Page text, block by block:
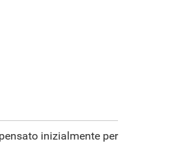
inizialmente per